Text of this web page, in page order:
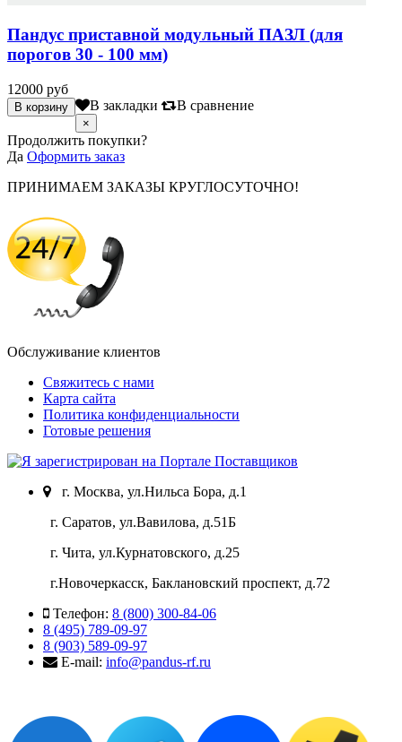
Пандус приставной модульный ПАЗЛ (для
порогов 30 - 100 мм)
12000 руб
В закладки В сравнение
×
Продолжить покупки?
Да Оформить заказ
ПРИНИМАЕМ ЗАКАЗЫ КРУГЛОСУТОЧНО!
Обслуживание клиентов
Свяжитесь с нами
Карта сайта
Политика конфиденциальности
Готовые решения
г. Москва, ул.Нильса Бора, д.1
г. Саратов, ул.Вавилова, д.51Б
г. Чита, ул.Курнатовского, д.25
г.Новочеркасск, Баклановский проспект, д.72
Телефон: 8 (800) 300-84-06
8 (495) 789-09-97
8 (903) 589-09-97
E-mail: info@pandus-rf.ru